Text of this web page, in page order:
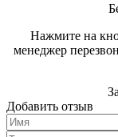
Нажмите на
менеджер
Добавить отзыв